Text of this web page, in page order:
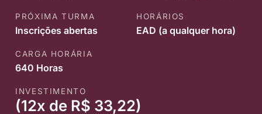
PRÓXIMA TURMA
Inscrições abertas
HORÁRIOS
EAD (a qualquer hora)
CARGA HORÁRIA
640 Horas
INVESTIMENTO
(12x de R$ 33,22)